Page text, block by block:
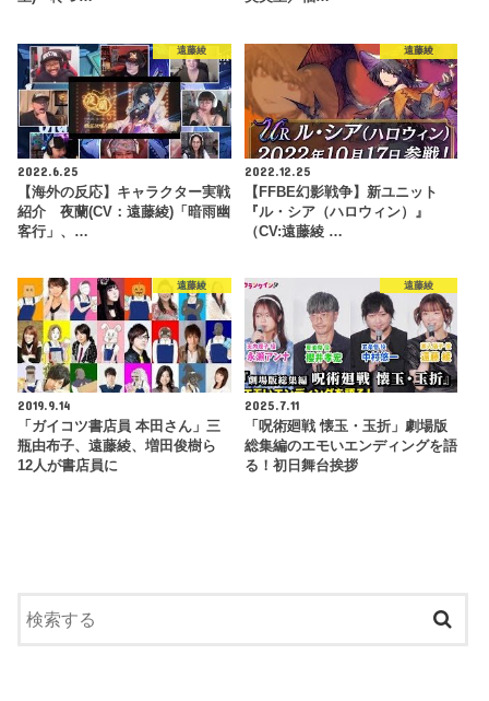
遠藤綾
2022.6.25
【海外の反応】キャラクター実戦
紹介 夜蘭(CV：遠藤綾)「暗雨幽
客行」、…
遠藤綾
2022.12.25
【FFBE幻影戦争】新ユニット
『ル・シア（ハロウィン）』
（CV:遠藤綾 …
遠藤綾
2019.9.14
「ガイコツ書店員 本田さん」三
瓶由布子、遠藤綾、増田俊樹ら
12人が書店員に
遠藤綾
2025.7.11
「呪術廻戦 懐玉・玉折」劇場版
総集編のエモいエンディングを語
る！初⽇舞台挨拶